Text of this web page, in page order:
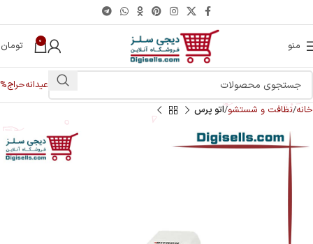
منو 0 تومان
عیدانهحراج%
خانه نظافت و شستشو اتو پرس